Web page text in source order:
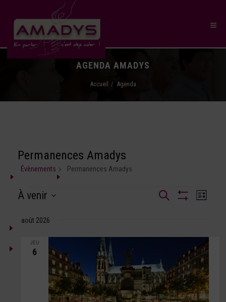
AGENDA AMADYS
Accueil Agenda
Permanences Amadys
Évènements Permanences Amadys
Recherche
Évènements
Recherche
Liste
À venir
UNE
août 2026
JEU
6